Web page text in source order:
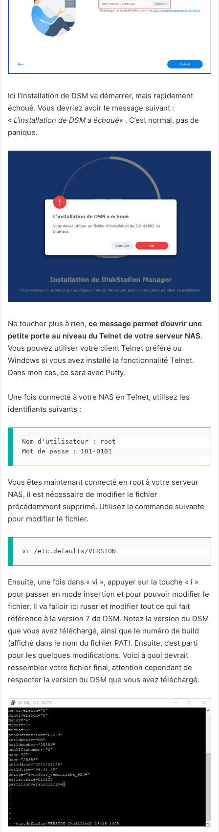
Ici l’installation de DSM va démarrer, mais rapidement
échoué. Vous devriez avoir le message suivant :
« L’installation de DSM a échoué« . C’est normal, pas de
panique.
Ne toucher plus à rien, ce message permet d’ouvrir une
petite porte au niveau du Telnet de votre serveur NAS.
Vous pouvez utiliser votre client Telnet préféré ou
Windows si vous avez installé la fonctionnalité Telnet.
Dans mon cas, ce sera avec Putty.
Une fois connecté à votre NAS en Telnet, utilisez les
identifiants suivants :
Nom d'utilisateur : root
Mot de passe : 101-0101
Vous êtes maintenant connecté en root à votre serveur
NAS, il est nécessaire de modifier le fichier
précédemment supprimé. Utilisez la commande suivante
pour modifier le fichier.
vi /etc.defaults/VERSION
Ensuite, une fois dans « vi », appuyer sur la touche « i »
pour passer en mode insertion et pour pouvoir modifier le
fichier. Il va falloir ici ruser et modifier tout ce qui fait
référence à la version 7 de DSM. Notez la version du DSM
que vous avez téléchargé, ainsi que le numéro de build
(affiché dans le nom du fichier PAT). Ensuite, c’est parti
pour les quelques modifications. Voici à quoi devrait
ressembler votre fichier final, attention cependant de
respecter la version du DSM que vous avez téléchargé.